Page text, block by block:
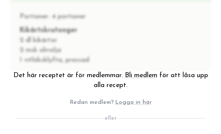
Portioner: 4 portioner
Kikärtskrutonger
2 dl kikärtor
2 msk olivolja
1 vitlöksklyfta, pressad
Sallad
1 msk äppelcidervinäger
Det här receptet är för medlemmar. Bli medlem för att låsa upp
alla recept.
Redan medlem? Logga in här
eller